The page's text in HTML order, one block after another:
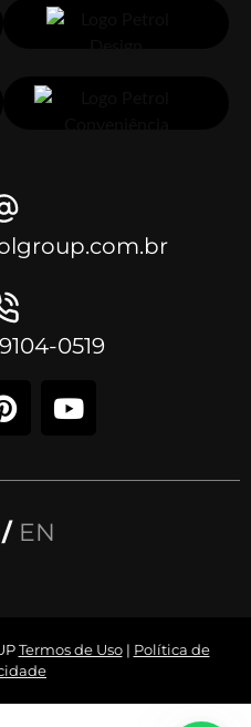
0519
EN
Termos de Uso| Política de